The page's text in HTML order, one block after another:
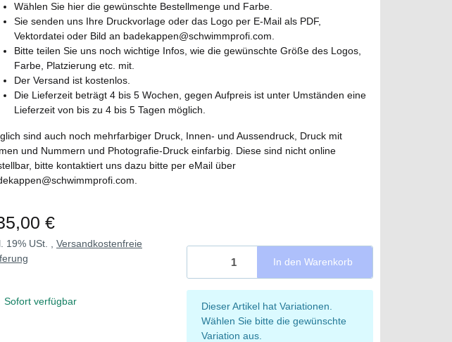
Wählen Sie hier die gewünschte Bestellmenge und Farbe.
Sie senden uns Ihre Druckvorlage oder das Logo per E-Mail als PDF,
Vektordatei oder Bild an badekappen@schwimmprofi.com.
Bitte teilen Sie uns noch wichtige Infos, wie die gewünschte Größe des Logos,
Farbe, Platzierung etc. mit.
Der Versand ist kostenlos.
Die Lieferzeit beträgt 4 bis 5 Wochen, gegen Aufpreis ist unter Umständen eine
Lieferzeit von bis zu 4 bis 5 Tagen möglich.
sind auch noch mehrfarbiger Druck, Innen- und Aussendruck, Druck mit
und Nummern und Photografie-Druck einfarbig. Diese sind nicht online
bitte kontaktiert uns dazu bitte per eMail über
€
19% USt. , Versandkostenfreie
Sofort verfügbar
In den Warenkorb
x
Dieser Artikel hat Variationen.
Wählen Sie bitte die gewünschte
Variation aus.